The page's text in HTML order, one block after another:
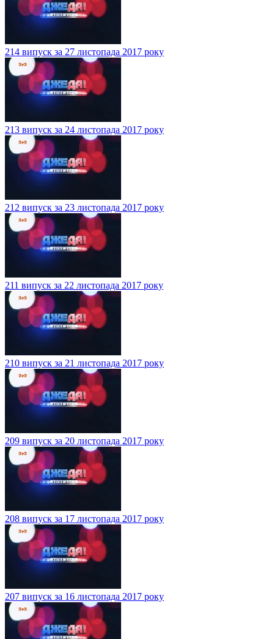
214 випуск за 27 листопада 2017 року
213 випуск за 24 листопада 2017 року
212 випуск за 23 листопада 2017 року
211 випуск за 22 листопада 2017 року
210 випуск за 21 листопада 2017 року
209 випуск за 20 листопада 2017 року
208 випуск за 17 листопада 2017 року
207 випуск за 16 листопада 2017 року